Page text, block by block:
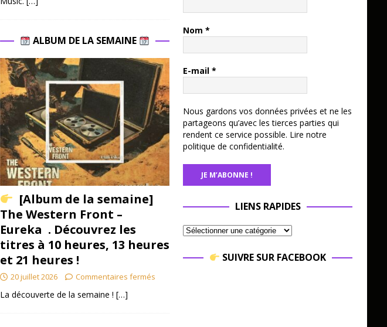
ALBUM DE LA SEMAINE
[Album de la semaine]
The Western Front –
Eureka . Découvrez les
titres à 10 heures, 13 heures
et 21 heures !
20 juillet 2026 Commentaires fermés
La découverte de la semaine ! […]
Nom *
E-mail *
Nous gardons vos données privées et ne les
partageons qu’avec les tierces parties qui
rendent ce service possible. Lire notre
politique de confidentialité.
LIENS RAPIDES
SUIVRE SUR FACEBOOK